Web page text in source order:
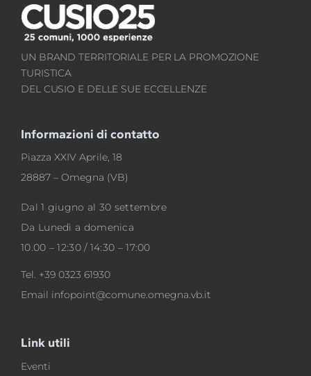
UN BRAND TERRITORIALE PER LA PROMOZIONE
TURISTICA
DEL CUSIO E DELLE SUE ECCELLENZE
Informazioni di contatto
Piazza XXIV Aprile, 18
28887 – Omegna (VB)
Dal 1 giugno al 30 settembre
Da Lunedì a domenica
10.00 – 12:30 / 14:30 – 17:00
Tel. +39 0323 61930
Email infopoint@comune.omegna.vb.it
Link utili
Eventi